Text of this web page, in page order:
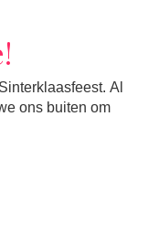
Al
ons buiten om